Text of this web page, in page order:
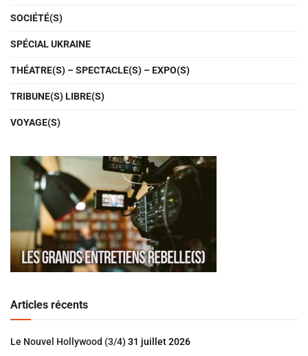
SOCIÉTÉ(S)
SPÉCIAL UKRAINE
THÉATRE(S) – SPECTACLE(S) – EXPO(S)
TRIBUNE(S) LIBRE(S)
VOYAGE(S)
Articles récents
Le Nouvel Hollywood (3/4) 31 juillet 2026